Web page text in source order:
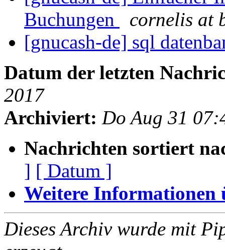
Buchungen
cornelis at
[gnucash-de] sql
Datum der letzten
2017
Archiviert: Do Aug 31
Nachrichten sortiert
] [ Datum ]
Weitere Informationen
Dieses Archiv wurde mit